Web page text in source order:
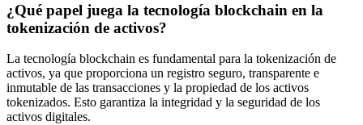
¿Qué papel juega la tecnología blockchain en la
tokenización de activos?
La tecnología blockchain es fundamental para la tokenización de
activos, ya que proporciona un registro seguro, transparente e
inmutable de las transacciones y la propiedad de los activos
tokenizados. Esto garantiza la integridad y la seguridad de los
activos digitales.